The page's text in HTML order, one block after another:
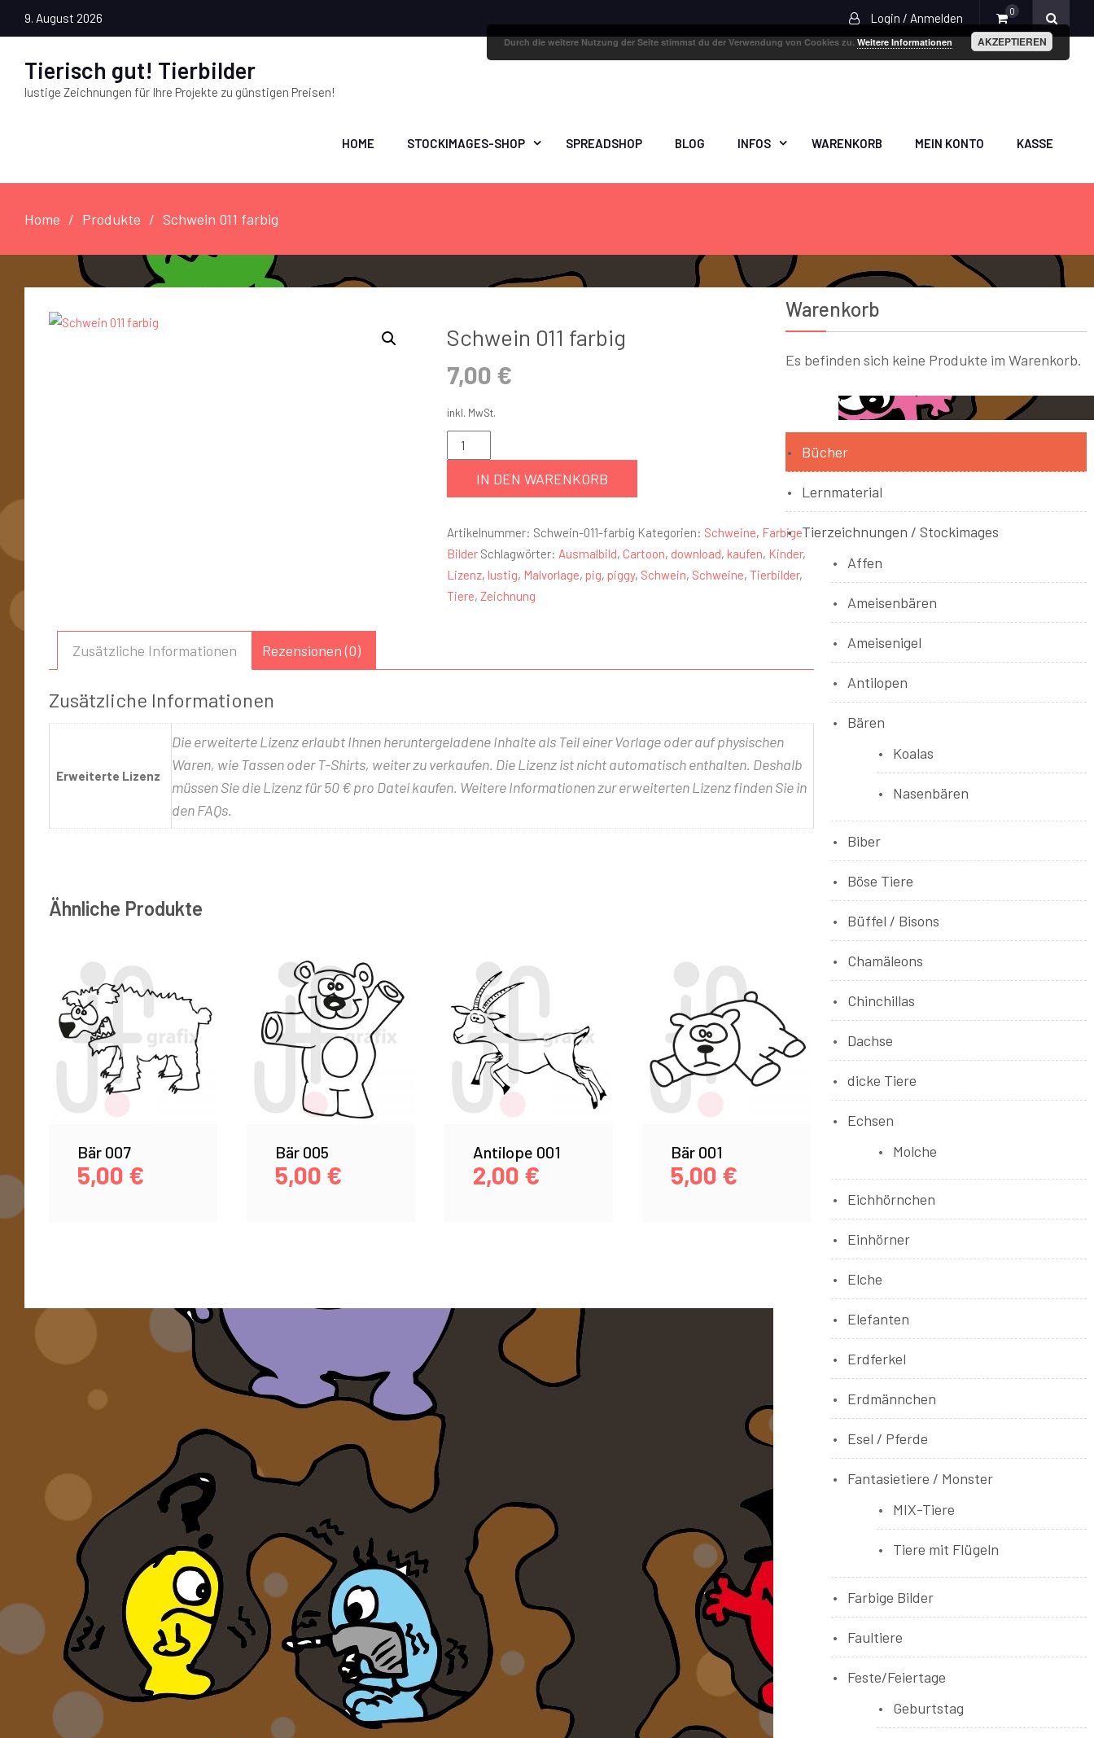
9. August 2026 Login / Anmelden 0
Tierisch gut! Tierbilder
lustige Zeichnungen für Ihre Projekte zu günstigen Preisen!
HOME STOCKIMAGES-SHOP SPREADSHOP BLOG INFOS WARENKORB MEIN KONTO KASSE
Home Produkte Schwein 011 farbig
Schwein 011 farbig
7,00 €
inkl. MwSt.
IN DEN WARENKORB
Artikelnummer: Schwein-011-farbig Kategorien: Schweine, Farbige
Bilder Schlagwörter: Ausmalbild, Cartoon, download, kaufen, Kinder,
Lizenz, lustig, Malvorlage, pig, piggy, Schwein, Schweine, Tierbilder,
Tiere, Zeichnung
Zusätzliche Informationen Rezensionen (0)
Zusätzliche Informationen
Erweiterte Lizenz
Die erweiterte Lizenz erlaubt Ihnen heruntergeladene Inhalte als Teil einer Vorlage oder auf physischen
Waren, wie Tassen oder T-Shirts, weiter zu verkaufen. Die Lizenz ist nicht automatisch enthalten. Deshalb
müssen Sie die Lizenz für 50 € pro Datei kaufen. Weitere Informationen zur erweiterten Lizenz finden Sie in
den FAQs.
Ähnliche Produkte
Bär 007
5,00 €
Bär 005
5,00 €
Antilope 001
2,00 €
Bär 001
5,00 €
Warenkorb
Es befinden sich keine Produkte im Warenkorb.
Bücher
Lernmaterial
Tierzeichnungen / Stockimages
Affen
Ameisenbären
Ameisenigel
Antilopen
Bären
Koalas
Nasenbären
Biber
Böse Tiere
Büffel / Bisons
Chamäleons
Chinchillas
Dachse
dicke Tiere
Echsen
Molche
Eichhörnchen
Einhörner
Elche
Elefanten
Erdferkel
Erdmännchen
Esel / Pferde
Fantasietiere / Monster
MIX-Tiere
Tiere mit Flügeln
Farbige Bilder
Faultiere
Feste/Feiertage
Geburtstag
Durch die weitere Nutzung der Seite stimmst du der Verwendung von Cookies zu. Weitere Informationen AKZEPTIEREN